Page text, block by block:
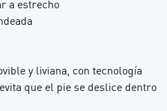
a estrecho
y liviana, con tecnología
que el pie se deslice dentro